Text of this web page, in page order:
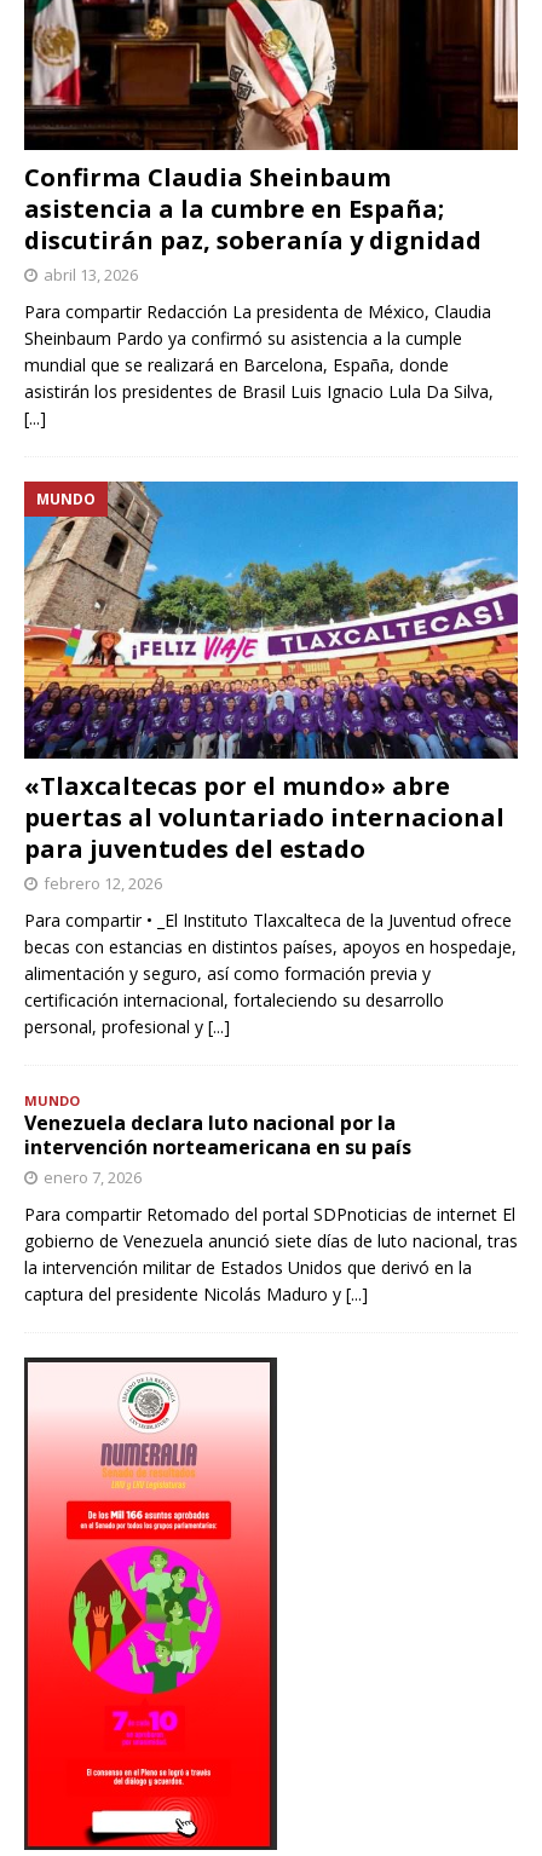
Confirma Claudia Sheinbaum
asistencia a la cumbre en España;
discutirán paz, soberanía y dignidad
abril 13, 2026
Para compartir Redacción La presidenta de México, Claudia
Sheinbaum Pardo ya confirmó su asistencia a la cumple
mundial que se realizará en Barcelona, España, donde
asistirán los presidentes de Brasil Luis Ignacio Lula Da Silva,
[...]
«Tlaxcaltecas por el mundo» abre
puertas al voluntariado internacional
para juventudes del estado
MUNDO
febrero 12, 2026
Para compartir • _El Instituto Tlaxcalteca de la Juventud ofrece
becas con estancias en distintos países, apoyos en hospedaje,
alimentación y seguro, así como formación previa y
certificación internacional, fortaleciendo su desarrollo
personal, profesional y [...]
MUNDO
Venezuela declara luto nacional por la
intervención norteamericana en su país
enero 7, 2026
Para compartir Retomado del portal SDPnoticias de internet El
gobierno de Venezuela anunció siete días de luto nacional, tras
la intervención militar de Estados Unidos que derivó en la
captura del presidente Nicolás Maduro y [...]